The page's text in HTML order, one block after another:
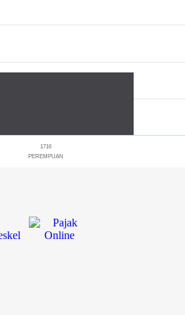
1716
PEREMPUAN